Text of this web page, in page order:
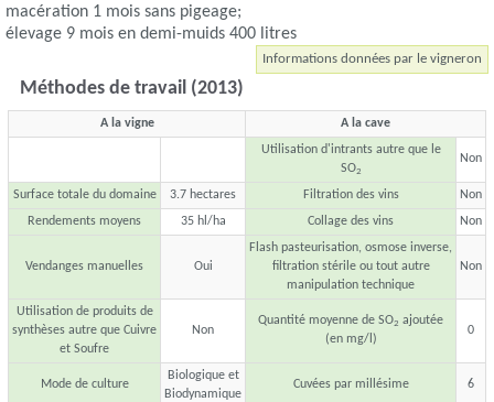
macération 1 mois sans pigeage;
élevage 9 mois en demi-muids 400 litres
Informations données par le vigneron
Méthodes de travail (2013)
A la vigne
A la cave
Utilisation d'intrants autre que le
SO2
Non
Surface totale du domaine 3.7 hectares Filtration des vins
Non
Rendements moyens
35 hl/ha Collage des vins Non
Vendanges manuelles Oui
Flash pasteurisation, osmose inverse,
filtration stérile ou tout autre
manipulation technique
Non
Utilisation de produits de
synthèses autre que Cuivre
et Soufre
Non
Quantité moyenne de SO2 ajoutée
(en mg/l)
0
Mode de culture
Biologique et
Biodynamique
Cuvées par millésime 6